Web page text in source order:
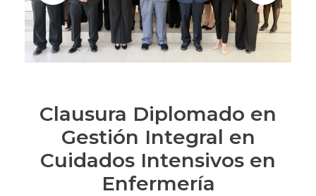
Clausura Diplomado en
Gestión Integral en
Cuidados Intensivos en
Enfermería